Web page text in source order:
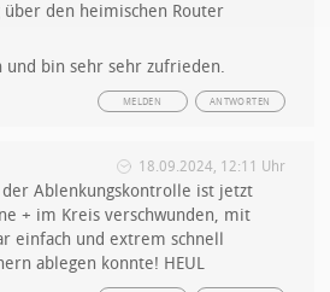
den heimischen Router
und bin sehr sehr zufrieden.
ANTWORTEN
MELDEN
18.09.2024, 12:11 Uhr
Ablenkungskontrolle ist jetzt
+ im Kreis verschwunden, mit
einfach und extrem schnell
ablegen konnte! HEUL